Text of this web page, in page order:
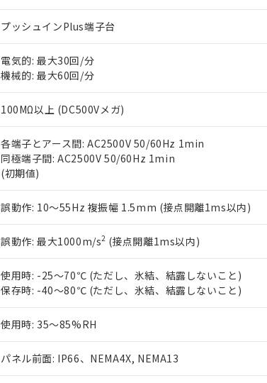
プッシュインPlus端子台
電気的: 最大30回/分
機械的: 最大60回/分
100MΩ以上 (DC500Vメガ)
各端子とアース間: AC2500V 50/60Hz 1min
同極端子間: AC2500V 50/60Hz 1min
(初期値)
誤動作: 10～55Hz 複振幅 1.5mm (接点開離1ms以内)
誤動作: 最大1000m/s2 (接点開離1ms以内)
使用時: -25～70℃ (ただし、氷結、結露しないこと)
保存時: -40～80℃ (ただし、氷結、結露しないこと)
使用時: 35～85%RH
パネル前面: IP66、NEMA4X, NEMA13
在庫状況および標準価格結果を当社の事前の承
す。
マイパーツ機能（部品リスト作成サービス）を
ている必要があります。
お客様が当ウェブサイト上で当社にご登録され
が、当社の製品・サービスに関するお客様との
※当社の共同利用者とは、 "個人情報の共同利用
いる法人を指します。
部品在庫の切り替え状況などにより、予定月が前後す
※3 非含有証明書ダウンロード
下記の非含有証明書をダウンロードすることができま
EU RoHS指令（10物質）の非含有証明書
51物質の非含有証明書（当社基準）
※本証明書は発行日時点で非含有を証明するもので
混在することから備考欄に対応日を記載しておりまし
既に当社にて対応品への在庫切替を完了しているこ
り割愛しております。
※2 環境保護使用期限
「10」：通常の使用状況下において有害物質が外部
味します。
「－」：未確認です。当社販売部門へお問い合わせ
また当社は、販売先および販売に係わる関係者
たしません。
受注生産機種、また在庫状況の情報を公開